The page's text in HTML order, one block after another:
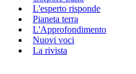
L'esperto risponde
Pianeta terra
L'Approfondimento
Nuovi voci
La rivista